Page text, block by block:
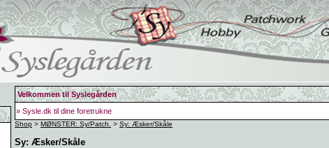
Velkommen til Syslegården
» Sysle.dk til dine foretrukne
Shop > MØNSTER: Sy/Patch. > Sy: Æsker/Skåle
Sy: Æsker/Skåle